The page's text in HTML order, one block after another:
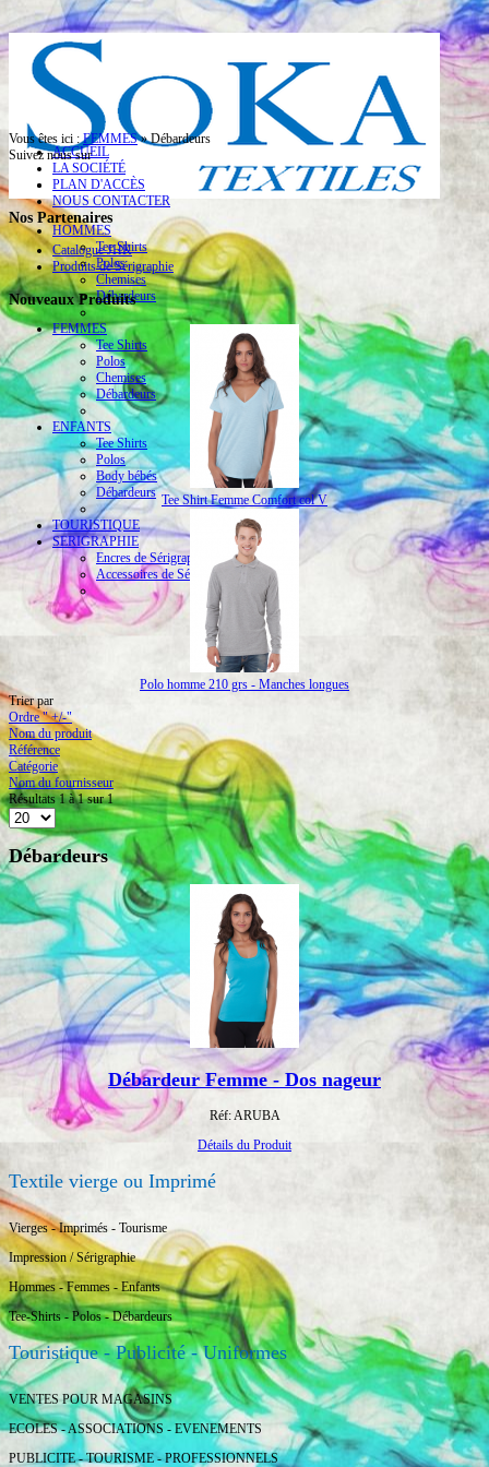
ACCUEIL
LA SOCIÉTÉ
PLAN D'ACCÈS
NOUS CONTACTER
HOMMES
Tee Shirts
Polos
Chemises
Débardeurs
FEMMES
Tee Shirts
Polos
Chemises
Débardeurs
ENFANTS
Tee Shirts
Polos
Body bébés
Débardeurs
TOURISTIQUE
SERIGRAPHIE
Encres de Sérigraphie
Accessoires de Sérigraphie
Vous êtes ici :FEMMES»Débardeurs
Suivez nous sur
Nos Partenaires
Catalogue JHK
Produits de Sérigraphie
Nouveaux Produits
Tee Shirt Femme Comfort col V
Polo homme 210 grs - Manches longues
Trier par
Ordre " +/-"
Nom du produit
Référence
Catégorie
Nom du fournisseur
Résultats 1 à 1 sur 1
Débardeurs
Débardeur Femme - Dos nageur
Réf: ARUBA
Détails du Produit
Textile vierge ou Imprimé
Vierges - Imprimés - Tourisme
Impression / Sérigraphie
Hommes - Femmes - Enfants
Tee-Shirts - Polos - Débardeurs
Touristique - Publicité - Uniformes
VENTES POUR MAGASINS
ECOLES - ASSOCIATIONS - EVENEMENTS
PUBLICITE - TOURISME - PROFESSIONNELS